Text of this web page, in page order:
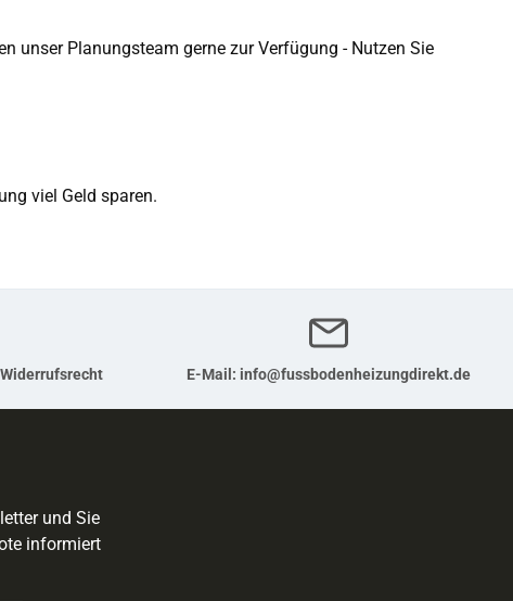
unser Planungsteam gerne zur Verfügung - Nutzen Sie
viel Geld sparen.
E-Mail: info@fussbodenheizungdirekt.de
und Sie
informiert